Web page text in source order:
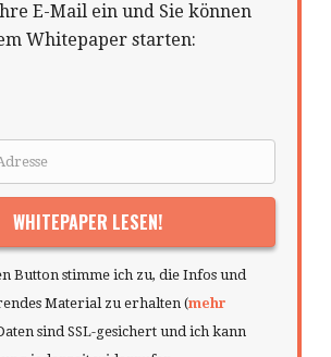
E-Mail ein und Sie können
Whitepaper starten:
Button stimme ich zu, die Infos und
Material zu erhalten (mehr
sind SSL-gesichert und ich kann